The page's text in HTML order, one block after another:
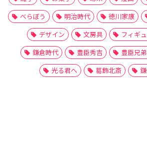
べらぼう
明治時代 徳川家康
デザイン
文房具 フィギ
鎌倉時代
豊臣秀吉 豊臣兄弟
光る君へ
葛飾北斎